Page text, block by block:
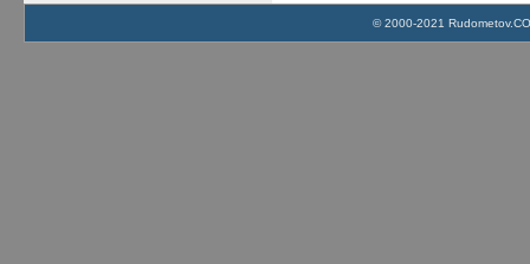
© 2000-2021